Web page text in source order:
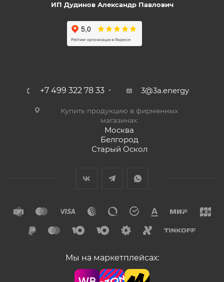
ИП Дудинов Александр Павлович
+7 499 322 78 33 3@3a.energy
Купить продукцию в фирменных
магазинах:
Москва
Белгород
Старый Оскол
Мы на маркетплейсах: